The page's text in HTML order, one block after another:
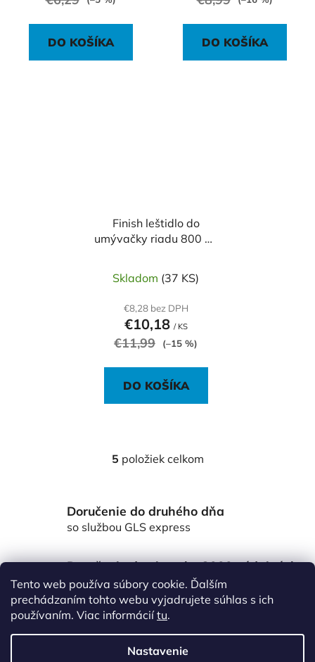
Tento web používa súbory cookie. Ďalším
prechádzaním tohto webu vyjadrujete súhlas s ich
používaním. Viac informáciítu.
Nastavenie
DO KOŠÍKA DO KOŠÍKA
Finish leštidlo do
umývačky riadu 800 ml
Skladom (37 KS)
€8,28 bez DPH
€10,18 / KS
€11,99 (–15 %)
DO KOŠÍKA
O
á
d
c
e
p
r
v
k
5 položiek celkom
Doručenie do druhého dňa
so službou GLS express
Doručenie do viac ako 3000 výdajných
miest Packeta
po celom Slovensku